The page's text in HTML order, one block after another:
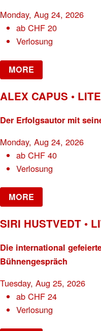
Monday, Aug 24, 2026
abCHF 20
Verlosung
MORE
ALEX CAPUS •
Der Erfolgsautor mit
Monday, Aug 24, 2026
abCHF 40
Verlosung
MORE
SIRI HUSTVEDT •
Die international
Bühnengespräch
Tuesday, Aug 25, 2026
abCHF 24
Verlosung